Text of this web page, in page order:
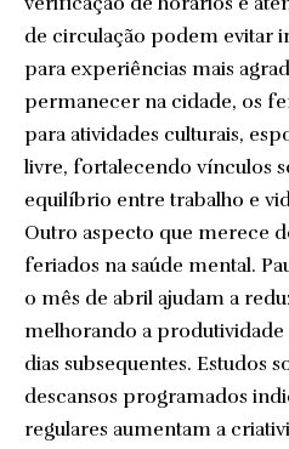
de circulação podem evitar
para experiências mais
permanecer na cidade, os
para atividades culturais,
livre, fortalecendo vínculos
equilíbrio entre trabalho e
Outro aspecto que merece
feriados na saúde mental.
o mês de abril ajudam a
melhorando a produtividade
dias subsequentes. Estudos
descansos programados
regulares aumentam a